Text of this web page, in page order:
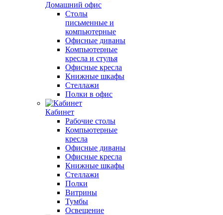
Домашний офис
Столы
письменные и
компьютерные
Офисные диваны
Компьютерные
кресла и стулья
Офисные кресла
Книжные шкафы
Стеллажи
Полки в офис
Кабинет
Рабочие столы
Компьютерные
кресла
Офисные диваны
Офисные кресла
Книжные шкафы
Стеллажи
Полки
Витрины
Тумбы
Освещение